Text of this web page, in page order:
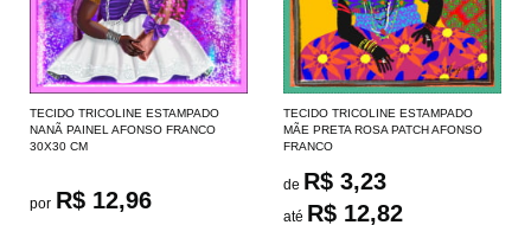
TECIDO TRICOLINE ESTAMPADO
NANÃ PAINEL AFONSO FRANCO
30X30 CM
por R$ 12,96
TECIDO TRICOLINE ESTAMPADO
MÃE PRETA ROSA PATCH AFONSO
FRANCO
de R$ 3,23
até R$ 12,82